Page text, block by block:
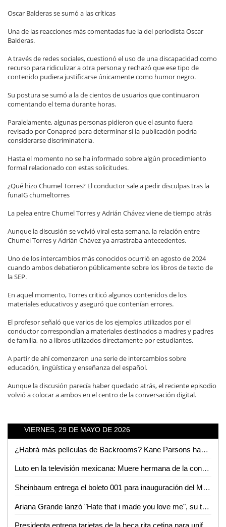
Oscar Balderas se sumó a las críticas
Una de las reacciones más comentadas fue la del periodista Oscar
Balderas.
A través de redes sociales, cuestionó el uso de una discapacidad como
recurso para ridiculizar a otra persona y rechazó que ese tipo de
contenido pudiera justificarse únicamente como humor negro.
Su postura se sumó a la de cientos de usuarios que continuaron
comentando el tema durante horas.
Paralelamente, algunas personas pidieron que el asunto fuera
revisado por Conapred para determinar si la publicación podría
considerarse discriminatoria.
Hasta el momento no se ha informado sobre algún procedimiento
formal relacionado con estas solicitudes.
¿Qué hizo Chumel Torres? El conductor sale a pedir disculpas tras la
funaIG chumeltorres
La pelea entre Chumel Torres y Adrián Chávez viene de tiempo atrás
Aunque la discusión se volvió viral esta semana, la relación entre
Chumel Torres y Adrián Chávez ya arrastraba antecedentes.
Uno de los intercambios más conocidos ocurrió en agosto de 2024
cuando ambos debatieron públicamente sobre los libros de texto de
la SEP.
En aquel momento, Torres criticó algunos contenidos de los
materiales educativos y aseguró que contenían errores.
El profesor señaló que varios de los ejemplos utilizados por el
conductor correspondían a materiales destinados a madres y padres
de familia, no a libros utilizados directamente por estudiantes.
A partir de ahí comenzaron una serie de intercambios sobre
educación, lingüística y enseñanza del español.
Aunque la discusión parecía haber quedado atrás, el reciente episodio
volvió a colocar a ambos en el centro de la conversación digital.
VIERNES, 29 DE MAYO DE 2026
¿Habrá más películas de Backrooms? Kane Parsons habla sobre su futuro
Luto en la televisión mexicana: Muere hermana de la conductora Mónica Castañeda
Sheinbaum entrega el boleto 001 para inauguración del Mundial 2026 a joven veracruzana; reconoce a ganadoras
Ariana Grande lanzó "Hate that i made you love me", su tema más desgarrador
Presidenta entrega tarjetas de la beca rita cetina para uniformes y útiles; los programas para el bienestar benefician a 32 millones de familias